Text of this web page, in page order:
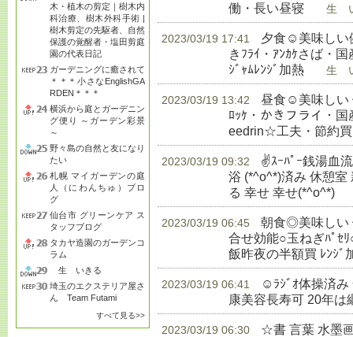
木・植木の剪定｜樹木内
科治療、樹木外科手術 |
樹木剪定の先駆者、自然
保護の覚醒者・塩田剪庭
園の代表日記
ガーデニングに癒されて
＊＊＊小さなEnglishGA
RDEN＊＊＊
横浜から庭とガーデニン
グ便り ～ガーデン彩景
～
野々島の自然と友になり
たい
札幌 マイガーデンの庭
人（にわんちゅ）ブロ
グ
仙台市 グリーンケア ス
タッフブログ
タカヤ造園のガーデンコ
ラム
生 いきる
埼玉のエクステリア屋さ
ん Team Futami
すべて見る>>
働・長い昼寝 生 い
2023/03/19 17:41
夕食☺美味しい
きﾌﾗｲ・ｱﾝｶｹさば・
ｼﾞｬﾑﾚﾝｼﾞ加熱 生 い
2023/03/19 13:42
昼食☺美味しい
ﾛｯｹ・かきフライ・国
eedrin☆工夫・節約買
2023/03/19 09:32
✌ｽｰﾊﾟｰ銭湯血
浴 (*^o^*)済み 休憩室
る 幸せ 幸せ(*^o^*)
2023/03/19 06:45
朝食◎美味しい
合せ効能○玉ねぎﾊﾟｾ
飯昨夜の半額買 ﾚﾝｼﾞ
2023/03/19 06:41
☺ﾗｼﾞｵ体操済み
康美容長寿可 20年は
2023/03/19 06:30 ☆書 言葉 水墨